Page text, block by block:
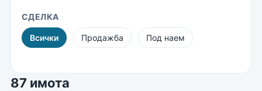
СДЕЛКА
Всички Продажба Под наем
87 имота